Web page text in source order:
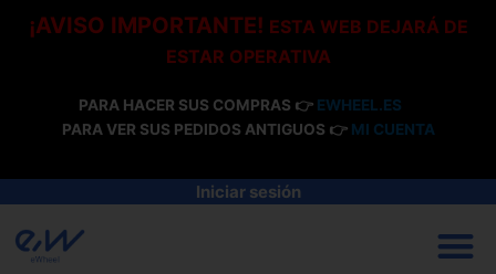
¡AVISO IMPORTANTE! ESTA WEB DEJARÁ DE
ESTAR OPERATIVA
PARA HACER SUS COMPRAS 👉 EWHEEL.ES
PARA VER SUS PEDIDOS ANTIGUOS 👉 MI CUENTA
Iniciar sesión